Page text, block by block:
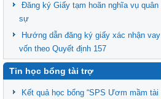
Đăng ký Giấy tạm hoãn nghĩa vụ quân
sự
Hướng dẫn đăng ký giấy xác nhận vay
vốn theo Quyết định 157
Tin học bổng tài trợ
Kết quả học bổng “SPS Ươm mầm tài